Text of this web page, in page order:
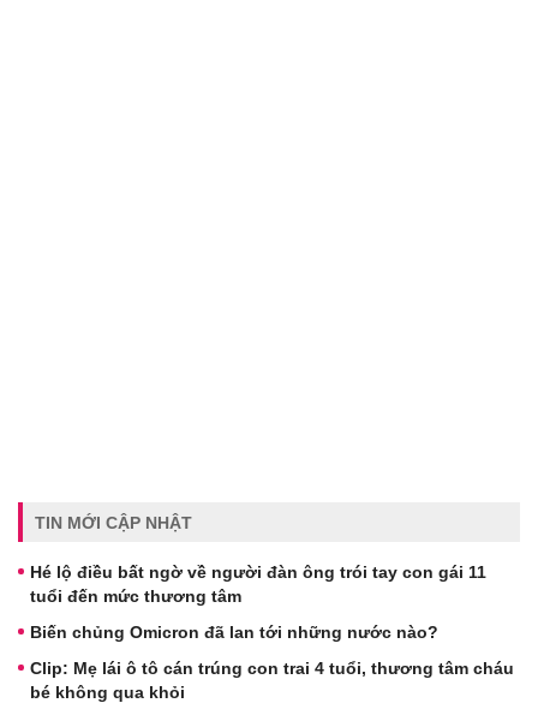
TIN MỚI CẬP NHẬT
Hé lộ điều bất ngờ về người đàn ông trói tay con gái 11
tuổi đến mức thương tâm
Biến chủng Omicron đã lan tới những nước nào?
Clip: Mẹ lái ô tô cán trúng con trai 4 tuổi, thương tâm cháu
bé không qua khỏi